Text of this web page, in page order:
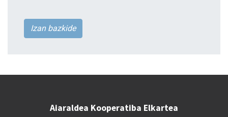
Izan bazkide
Aiaraldea Kooperatiba Elkartea